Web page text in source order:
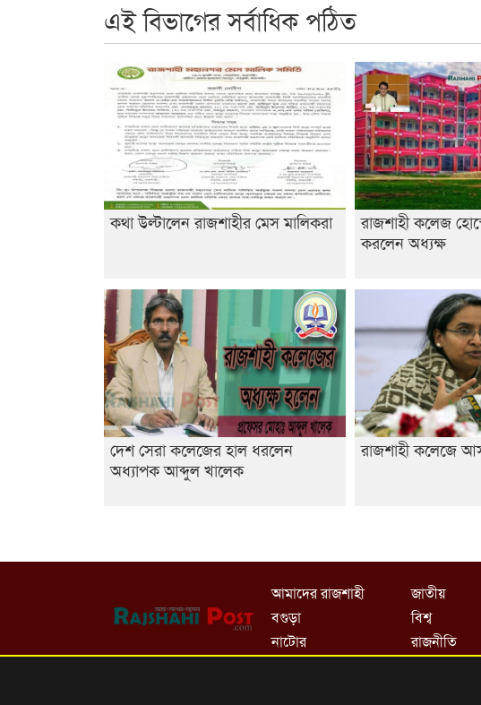
এই বিভাগের সর্বাধিক পঠিত
কথা উল্টালেন রাজশাহীর মেস মালিকরা
রাজশাহী কলেজ
করলেন অধ্যক্ষ
দেশ সেরা কলেজের হাল ধরলেন
অধ্যাপক আব্দুল খালেক
রাজশাহী কলেজে
আমাদের রাজশাহী
বগুড়া
নাটোর
জাতীয়
বিশ্ব
রাজনীতি